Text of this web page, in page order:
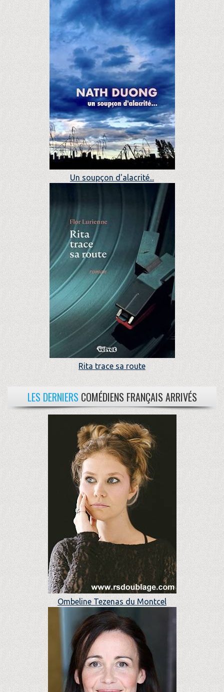
Un soupçon d'alacrité...
Rita trace sa route
LES DERNIERS COMÉDIENS FRANÇAIS ARRIVÉS
Ombeline Tezenas du Montcel